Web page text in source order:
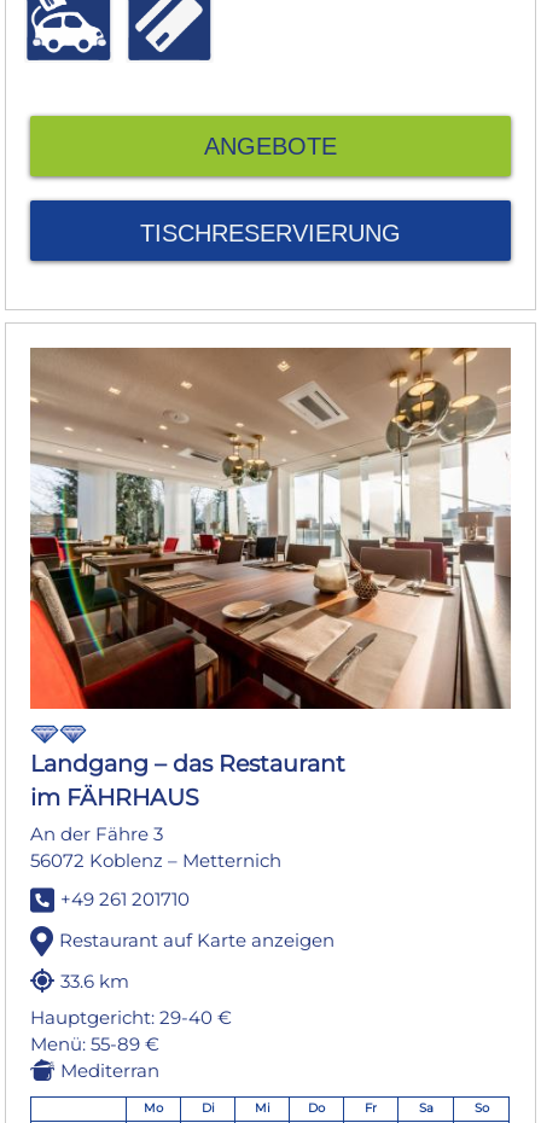
ANGEBOTE
TISCHRESERVIERUNG
Landgang – das Restaurant
im FÄHRHAUS
An der Fähre 3
56072 Koblenz – Metternich
+49 261 201710
Restaurant auf Karte anzeigen
33.6 km
Hauptgericht: 29-40 €
Menü: 55-89 €
Mediterran
Mo Di Mi Do Fr Sa
So